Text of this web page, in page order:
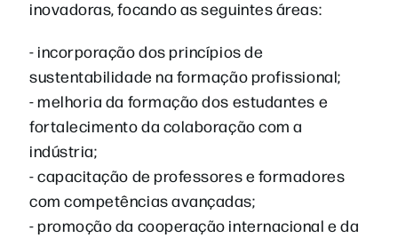
inovadoras, focando as seguintes áreas:
- incorporação dos princípios de
sustentabilidade na formação profissional;
- melhoria da formação dos estudantes e
fortalecimento da colaboração com a
indústria;
- capacitação de professores e formadores
com competências avançadas;
- promoção da cooperação internacional e da